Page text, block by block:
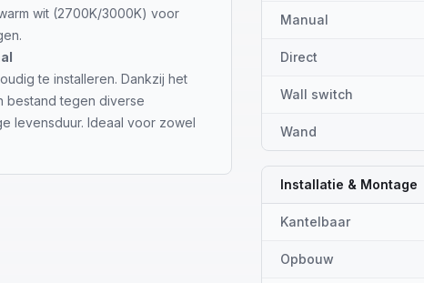
wit (2700K/3000K) voor
te installeren. Dankzij het
bestand tegen diverse
levensduur. Ideaal voor zowel
Manual
Direct
Wall switch
Wand
Installatie & Montage
Kantelbaar
Opbouw